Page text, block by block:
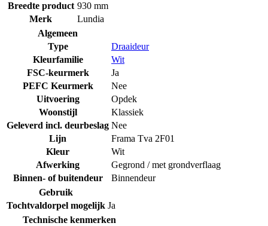
Breedte product 930 mm
Merk
Lundia
Algemeen
Type
Draaideur
Kleurfamilie
Wit
FSC-keurmerk
Ja
PEFC Keurmerk
Nee
Uitvoering
Opdek
Woonstijl
Klassiek
Geleverd incl. deurbeslag Nee
Lijn
Frama Tva 2F01
Kleur
Wit
Afwerking
Gegrond / met grondverflaag
Binnen- of buitendeur
Binnendeur
Gebruik
Tochtvaldorpel mogelijk Ja
Technische kenmerken